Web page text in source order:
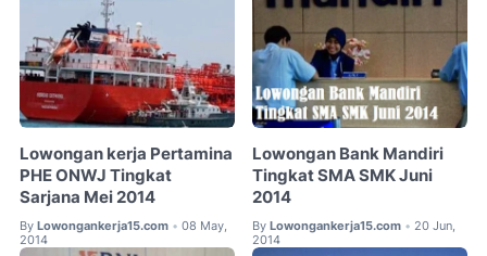
Lowongan kerja Pertamina
PHE ONWJ Tingkat
Sarjana Mei 2014
By Lowongankerja15.com • 08 May,
2014
Lowongan Bank Mandiri
Tingkat SMA SMK Juni
2014
By Lowongankerja15.com • 20 Jun,
2014